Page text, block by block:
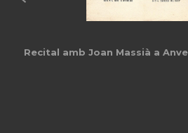
Recital amb Joan Massià a